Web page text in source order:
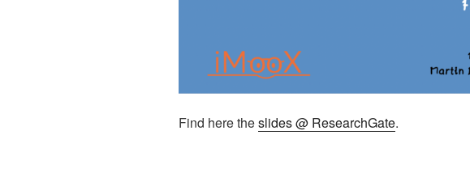
Find here theslides @ ResearchGate.